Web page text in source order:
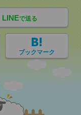
LINEで送る
ブックマーク